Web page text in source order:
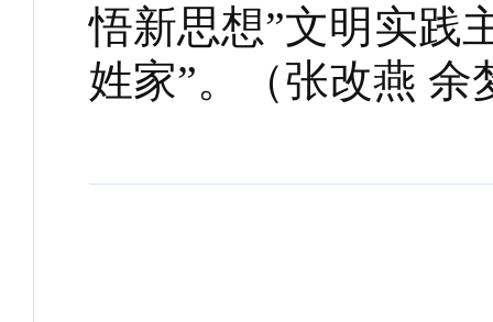
悟新思想”文明实践
姓家”。（张改燕 余